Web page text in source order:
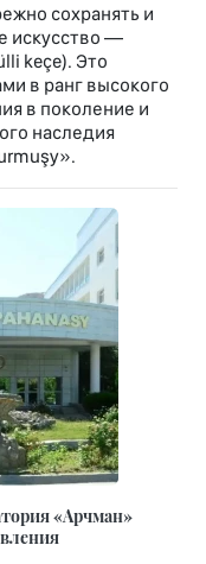
сохранять и
искусство —
keçe). Это
в ранг высокого
в поколение и
наследия
«Арчман»